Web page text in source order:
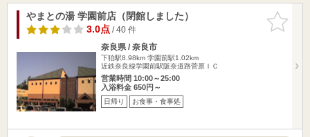
お気に入
りに追加
やまとの湯 学園前店（閉館しました）
3.0点/ 40 件
奈良県 / 奈良市
下狛駅8.98km 学園前駅1.02km
近鉄奈良線学園前駅阪奈道路菅原ＩＣ
営業時間 10:00～25:00
入浴料金 650円～
日帰り お食事・食事処